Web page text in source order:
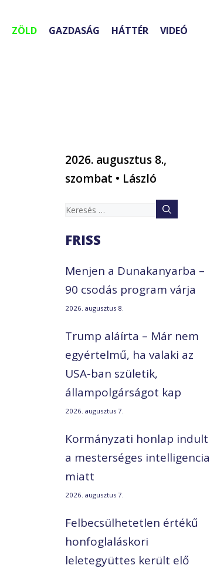
ZÖLD GAZDASÁG HÁTTÉR VIDEÓ
2026. augusztus 8.,
szombat • László
Keresés:
FRISS
Menjen a Dunakanyarba –
90 csodás program várja
2026. augusztus 8.
Trump aláírta – Már nem
egyértelmű, ha valaki az
USA-ban születik,
állampolgárságot kap
2026. augusztus 7.
Kormányzati honlap indult
a mesterséges intelligencia
miatt
2026. augusztus 7.
Felbecsülhetetlen értékű
honfoglaláskori
leletegyüttes került elő